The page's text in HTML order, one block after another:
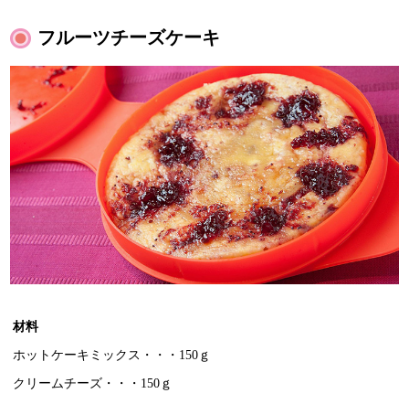
フルーツチーズケーキ
材料
ホットケーキミックス・・・150ｇ
クリームチーズ・・・150ｇ